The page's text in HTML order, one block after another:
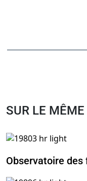
SUR LE
Observatoire